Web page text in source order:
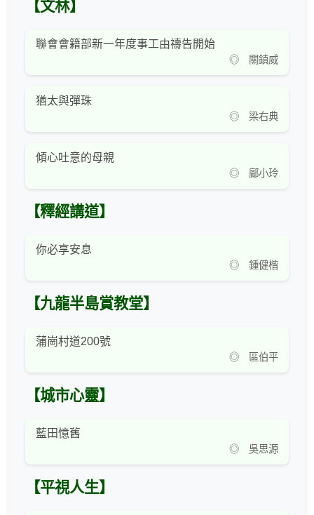
【文林】
聯會會籍部新一年度事工由禱告開始
◎ 關鎮威
猶太與彈珠
◎ 梁右典
傾心吐意的母親
◎ 鄺小玲
【釋經講道】
你必享安息
◎ 鍾健楷
【九龍半島賞教堂】
蒲崗村道200號
◎ 區伯平
【城市心靈】
藍田憶舊
◎ 吳思源
【平視人生】